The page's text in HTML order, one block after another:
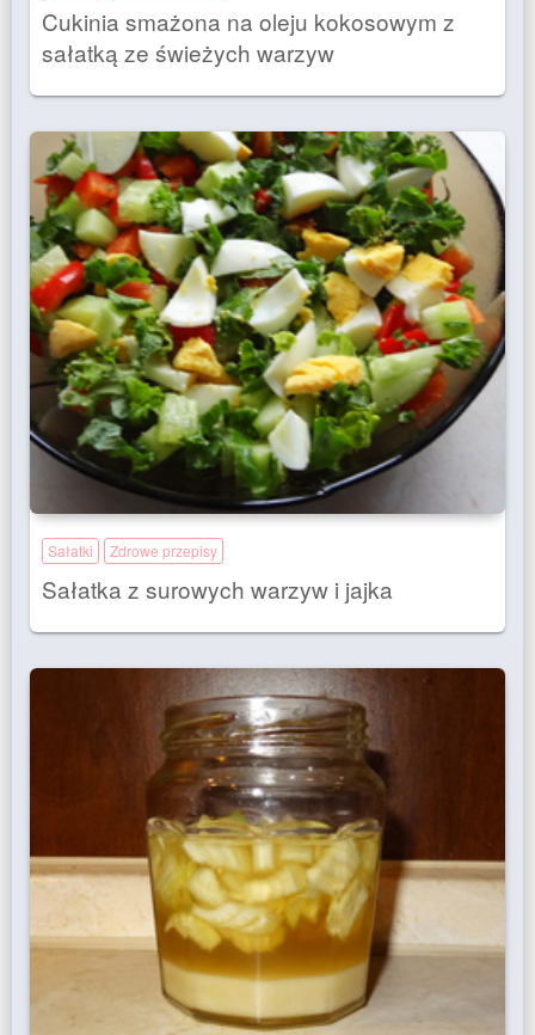
Cukinia smażona na oleju kokosowym z
sałatką ze świeżych warzyw
Sałatki Zdrowe przepisy
Sałatka z surowych warzyw i jajka